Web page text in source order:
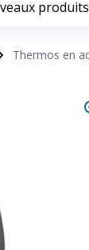
produits
Thermos en